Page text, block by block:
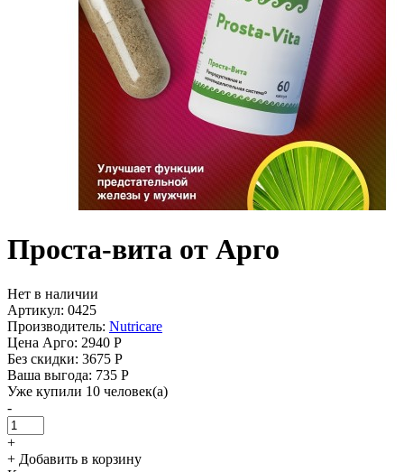
Проста-вита от Арго
Нет в наличии
Артикул: 0425
Производитель: Nutricare
Цена Арго: 2940 Р
Без скидки: 3675 Р
Ваша выгода: 735 Р
Уже купили 10 человек(а)
-
+
+ Добавить в корзину